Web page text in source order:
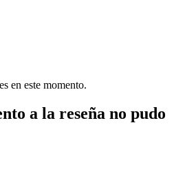
en este momento.
a la reseña no pudo